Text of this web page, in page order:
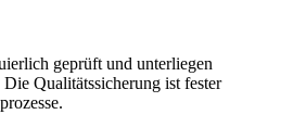
geprüft und unterliegen
Qualitätssicherung ist fester